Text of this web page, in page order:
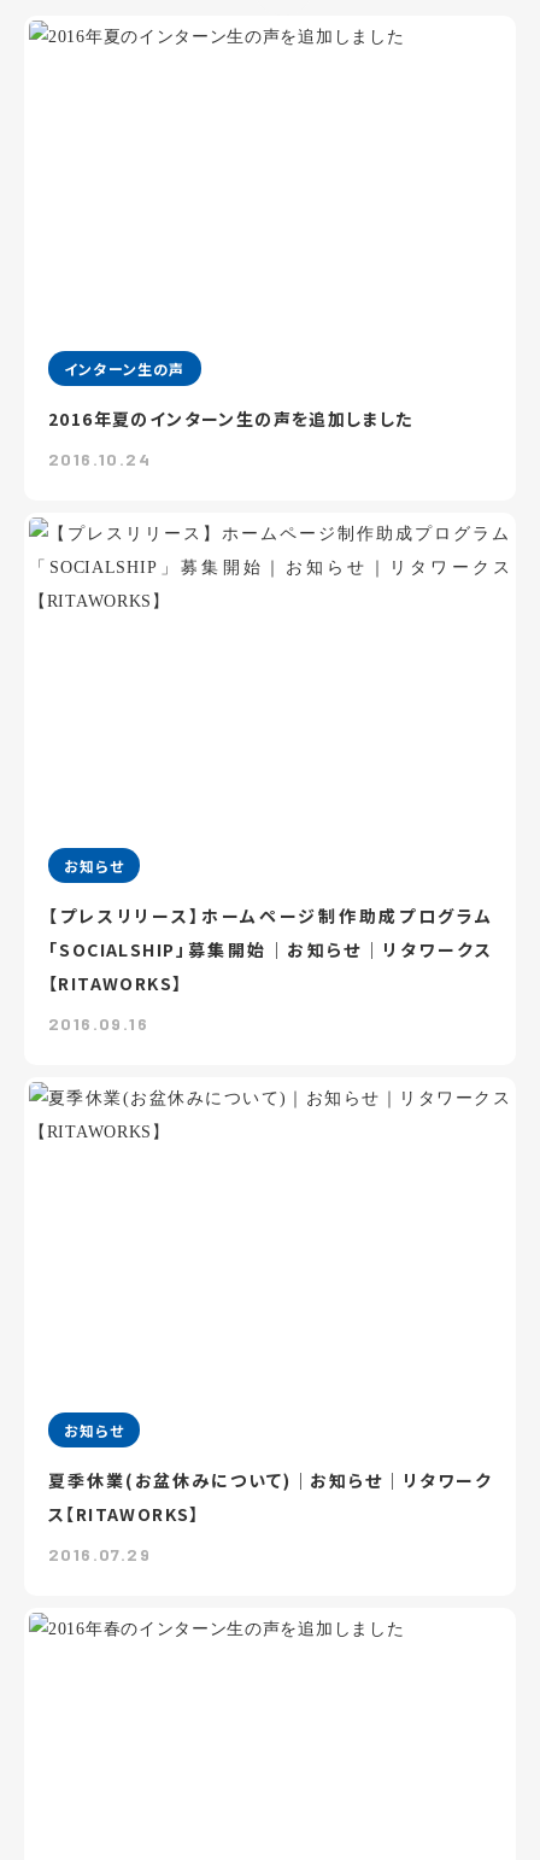
インターン生の声
2016年夏のインターン生の声を追加しました
2016.10.24
お知らせ
【プレスリリース】ホームページ制作助成プログラム
「SOCIALSHIP」募集開始｜お知らせ｜リタワークス
【RITAWORKS】
2016.09.16
お知らせ
夏季休業(お盆休みについて)｜お知らせ｜リタワーク
ス【RITAWORKS】
2016.07.29